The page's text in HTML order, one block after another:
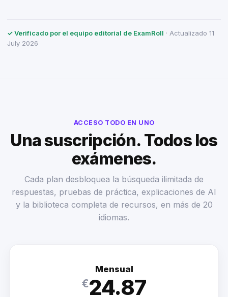
✓ Verificado por el equipo editorial de ExamRoll · Actualizado 11
July 2026
ACCESO TODO EN UNO
Una suscripción. Todos los
exámenes.
Cada plan desbloquea la búsqueda ilimitada de
respuestas, pruebas de práctica, explicaciones de AI
y la biblioteca completa de recursos, en más de 20
idiomas.
Mensual
€24.87